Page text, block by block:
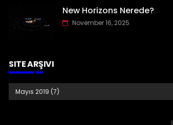
New Horizons Nerede?
November 16, 2025
SITE ARŞIVI